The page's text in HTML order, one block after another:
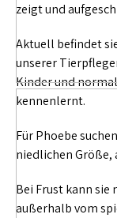
zeigt und
Aktuell befindet
unserer
Kinder und
kennenlernt.
Für Phoebe
niedlichen Größe,
Bei Frust kann sie
außerhalb vom